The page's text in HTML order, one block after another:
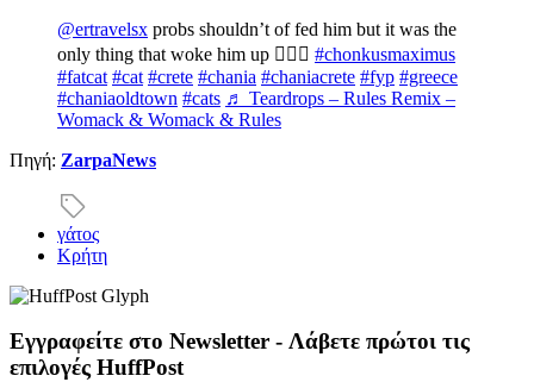
@ertravelsx probs shouldn’t of fed him but it was the
only thing that woke him up 🤷🏽‍♀️ #chonkusmaximus
#fatcat #cat #crete #chania #chaniacrete #fyp #greece
#chaniaoldtown #cats ♬ Teardrops – Rules Remix –
Womack & Womack & Rules
Πηγή: ZarpaNews
γάτος
Κρήτη
Εγγραφείτε στο Newsletter - Λάβετε πρώτοι τις
επιλογές HuffPost